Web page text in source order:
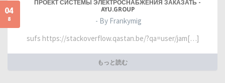
04
8
ПРОЕКТ СИСТЕМЫ ЭЛЕКТРОСНАБЖЕНИЯ ЗАКАЗАТЬ -
AYU.GROUP
- By Frankymig
sufs https://stackoverflow.qastan.be/?qa=user/jam[…]
もっと読む